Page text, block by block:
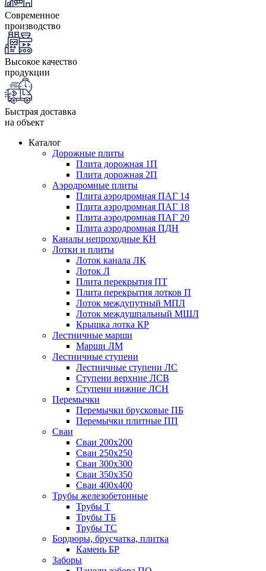
Современное
производство
Высокое качество
продукции
Быстрая доставка
на объект
Каталог
Дорожные плиты
Плита дорожная 1П
Плита дорожная 2П
Аэродромные плиты
Плита аэродромная ПАГ 14
Плита аэродромная ПАГ 18
Плита аэродромная ПАГ 20
Плита аэродромная ПДН
Каналы непроходные КН
Лотки и плиты
Лоток канала ЛК
Лоток Л
Плита перекрытия ПТ
Плита перекрытия лотков П
Лоток междупутный МПЛ
Лоток междушпальный МШЛ
Крышка лотка КР
Лестничные марши
Марши ЛМ
Лестничные ступени
Лестничные ступени ЛС
Ступени верхние ЛСВ
Ступени нижние ЛСН
Перемычки
Перемычки брусковые ПБ
Перемычки плитные ПП
Сваи
Сваи 200х200
Сваи 250х250
Сваи 300х300
Сваи 350х350
Сваи 400х400
Трубы железобетонные
Трубы Т
Трубы ТБ
Трубы ТС
Бордюры, брусчатка, плитка
Камень БР
Заборы